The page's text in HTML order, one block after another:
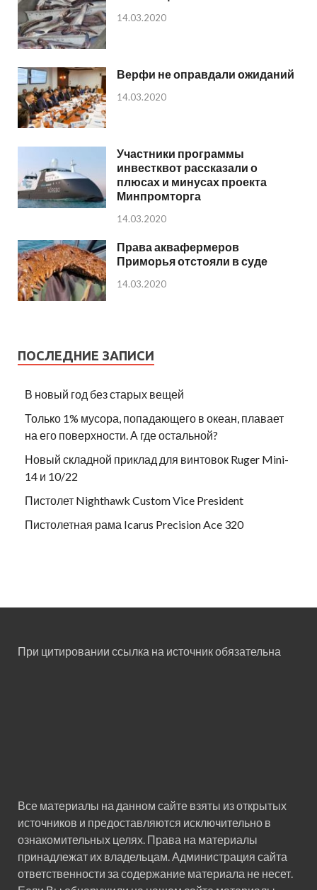
14.03.2020
Верфи не оправдали ожиданий
14.03.2020
Участники программы
инвестквот рассказали о
плюсах и минусах проекта
Минпромторга
14.03.2020
Права аквафермеров
Приморья отстояли в суде
14.03.2020
ПОСЛЕДНИЕ ЗАПИСИ
В новый год без старых вещей
Только 1% мусора, попадающего в океан, плавает
на его поверхности. А где остальной?
Новый складной приклад для винтовок Ruger Mini-
14 и 10/22
Пистолет Nighthawk Custom Vice President
Пистолетная рама Icarus Precision Ace 320
При цитировании ссылка на источник обязательна
Все материалы на данном сайте взяты из открытых
источников и предоставляются исключительно в
ознакомительных целях. Права на материалы
принадлежат их владельцам. Администрация сайта
ответственности за содержание материала не несет.